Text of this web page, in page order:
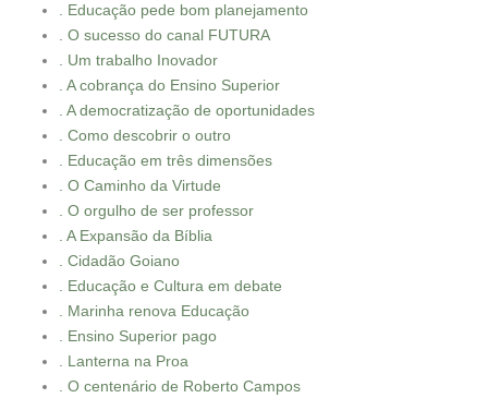
. Educação pede bom planejamento
. O sucesso do canal FUTURA
. Um trabalho Inovador
. A cobrança do Ensino Superior
. A democratização de oportunidades
. Como descobrir o outro
. Educação em três dimensões
. O Caminho da Virtude
. O orgulho de ser professor
. A Expansão da Bíblia
. Cidadão Goiano
. Educação e Cultura em debate
. Marinha renova Educação
. Ensino Superior pago
. Lanterna na Proa
. O centenário de Roberto Campos